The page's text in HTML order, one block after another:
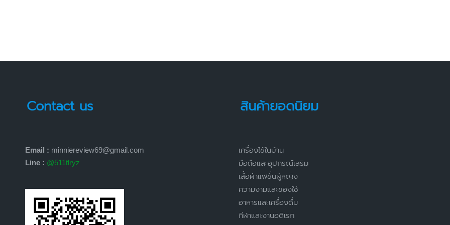
Contact us
Email : minniereview69@gmail.com
Line : @511tlryz
สินค้ายอดนิยม
เครื่องใช้ในบ้าน
มือถือและอุปกรณ์เสริม
เสื้อผ้าแฟชั่นผู้หญิง
ความงามและของใช้
อาหารและเครื่องดื่ม
กีฬาและงานอดิเรก